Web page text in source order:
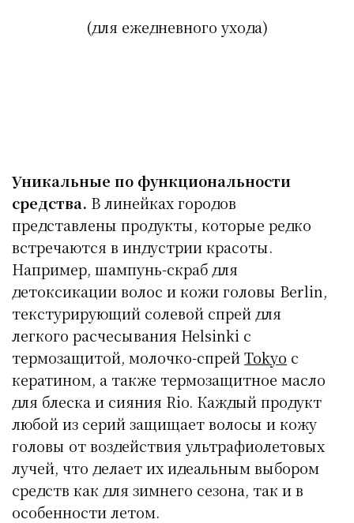
(для ежедневного ухода)
Уникальные по функциональности
средства. В линейках городов
представлены продукты, которые редко
встречаются в индустрии красоты.
Например, шампунь-скраб для
детоксикации волос и кожи головы Berlin,
текстурирующий солевой спрей для
легкого расчесывания Helsinki с
термозащитой, молочко-спрейTokyo с
кератином, а также термозащитное масло
для блеска и сияния Rio. Каждый продукт
любой из серий защищает волосы и кожу
головы от воздействия ультрафиолетовых
лучей, что делает их идеальным выбором
средств как для зимнего сезона, так и в
особенности летом.